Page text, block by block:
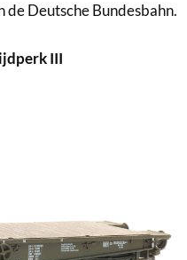
de Deutsche Bundesbahn.
III